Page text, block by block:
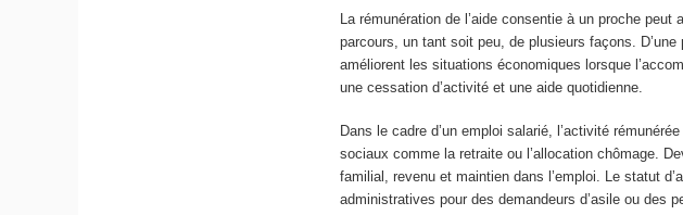
La rémunération de l’aide consentie à un proche
parcours, un tant soit peu, de plusieurs façons.
améliorent les situations économiques lorsque
une cessation d’activité et une aide quotidienne.
Dans le cadre d’un emploi salarié, l’activité
sociaux comme la retraite ou l’allocation chômage.
familial, revenu et maintien dans l’emploi. Le statut
administratives pour des demandeurs d’asile ou des